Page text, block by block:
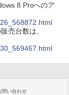
8 Proへのア
売台数は、
問い合わせ